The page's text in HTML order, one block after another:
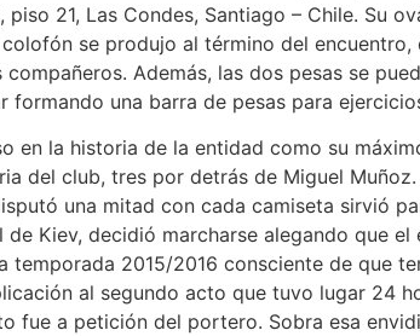
21, Las Condes, Santiago – Chile. Su
se produjo al término del
Además, las dos pesas se
formando una barra de pesas para
en la historia de la entidad como su
del club, tres por detrás de Miguel
una mitad con cada camiseta sirvió
Kiev, decidió marcharse alegando que
temporada 2015/2016 consciente de que
al segundo acto que tuvo lugar 24
fue a petición del portero. Sobra esa